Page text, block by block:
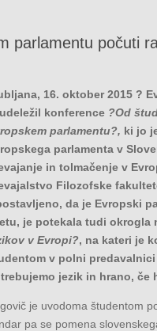
parlamentu počuti
16. oktober 2015 ?
konference ?Od
parlamentu?, ki jo
parlamenta v
in tolmačenje v
Filozofske
da je Evropski
je potekala tudi okrogla
v Evropi?, na kateri je
v polni
jezik in hrano, če
je uvodoma študentom
pa se pomena